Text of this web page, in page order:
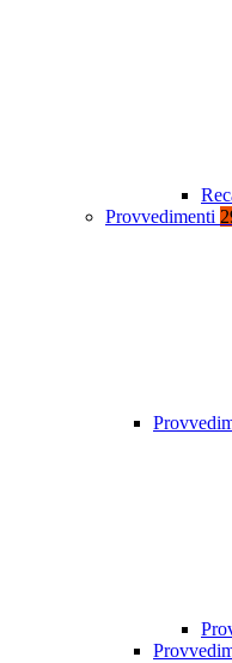
Provvedimenti